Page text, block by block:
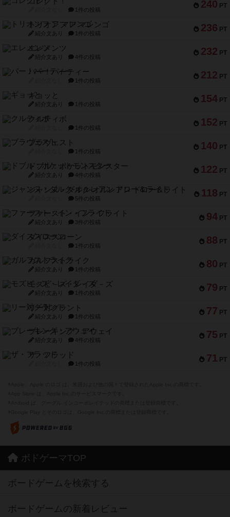
240 PT
1件の投稿
236 PT
トリオンフ ア マレンゴ
紹介文あり 1件の投稿
232 PT
エレメンツ
紹介文あり 4件の投稿
212 PT
バー！パーティー
1件の投稿
154 PT
ギョッと
紹介文あり 1件の投稿
152 PT
クルティボ
1件の投稿
140 PT
ブラヴェスト
1件の投稿
122 PT
ドブル：ポケットモンスター
紹介文あり 4件の投稿
118 PT
ジャンヌ・ダルク-オルレアン ドロー＆ライト
5件の投稿
94 PT
ファースト・イン・フライト
紹介文あり 3件の投稿
88 PT
ダイススローン
1件の投稿
80 PT
ガルフストライク
紹介文あり 1件の投稿
79 PT
モズビ－ズ・レイダ－ズ
紹介文あり 1件の投稿
77 PT
リー対グラント
紹介文あり 1件の投稿
75 PT
ブレーキング・アウェイ
紹介文あり 4件の投稿
71 PT
ザ・フラッド
1件の投稿
ボドゲーマTOP
ボードゲームを検索する
ボードゲームの新着レビュー